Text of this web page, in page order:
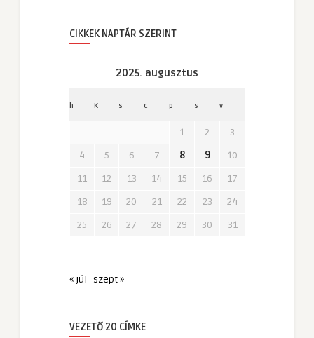
CIKKEK NAPTÁR SZERINT
2025. augusztus
h K s c p s v
1 2
3
4
5 6 7 8 9
10
11
12 13 14 15 16
17
18
19 20 21 22 23
24
25
26 27 28 29 30 31
« júl szept »
VEZETŐ 20 CÍMKE